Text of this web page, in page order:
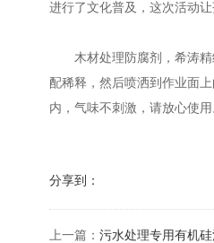
进行了文化普及，这次活动
木材处理防腐剂，希涛精
配稀释，然后喷洒到作业面
内，气味不刺激，请放心使用
分享到：
上一篇： 污水处理专用有机